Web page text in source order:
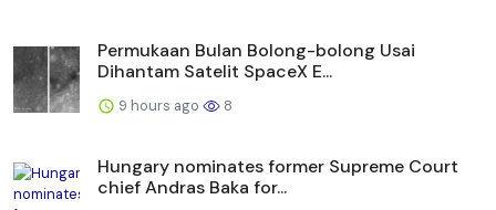
Permukaan Bulan Bolong-bolong Usai
Dihantam Satelit SpaceX E...
9 hours ago 8
Hungary nominates former Supreme Court
chief Andras Baka for...